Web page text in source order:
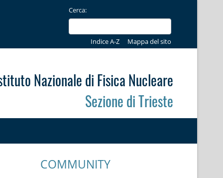
Cerca:
Indice A-Z Mappa del sito
Nazionale di Fisica Nucleare
Sezione di Trieste
COMMUNITY